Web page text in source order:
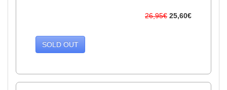
26,95€ 25,60€
SOLD OUT